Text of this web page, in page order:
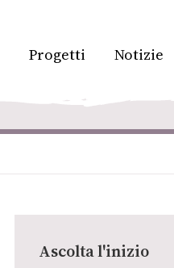
Progetti Notizie
Ascolta l'inizio